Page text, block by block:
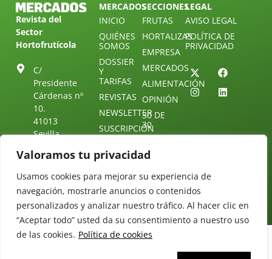
Valoramos tu privacidad
Usamos cookies para mejorar su experiencia de
navegación, mostrarle anuncios o contenidos
personalizados y analizar nuestro tráfico. Al hacer clic en
“Aceptar todo” usted da su consentimiento a nuestro uso
de las cookies. Política de cookies
Revista del
Sector
Hortofrutícola
C/
Presidente
Cárdenas nº
10.
41013
Sevilla.
25 88 51
redaccion@revistamercados.com
MERCADOS
INICIO
QUIÉNES
SOMOS
DOSSIER
Y
TARIFAS
REVISTAS
NEWSLETTER
SUSCRIPCIÓN
NUESTRO
CONTACTO
SECCIONES
FRUTAS
HORTALIZAS
EMPRESA
MERCADOS
ALIMENTACIÓN
OPINIÓN
30 DE
30
LEGAL
AVISO LEGAL
POLÍTICA DE
PRIVACIDAD